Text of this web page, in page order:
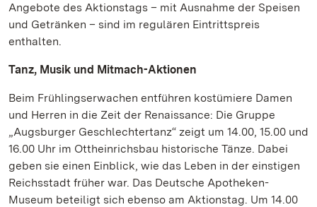
Angebote des Aktionstags – mit Ausnahme der Speisen
und Getränken – sind im regulären Eintrittspreis
enthalten.
Tanz, Musik und Mitmach-Aktionen
Beim Frühlingserwachen entführen kostümiere Damen
und Herren in die Zeit der Renaissance: Die Gruppe
„Augsburger Geschlechtertanz“ zeigt um 14.00, 15.00 und
16.00 Uhr im Ottheinrichsbau historische Tänze. Dabei
geben sie einen Einblick, wie das Leben in der einstigen
Reichsstadt früher war. Das Deutsche Apotheken-
Museum beteiligt sich ebenso am Aktionstag. Um 14.00